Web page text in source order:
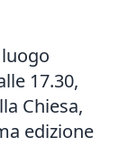
luogo
17.30,
Chiesa,
edizione